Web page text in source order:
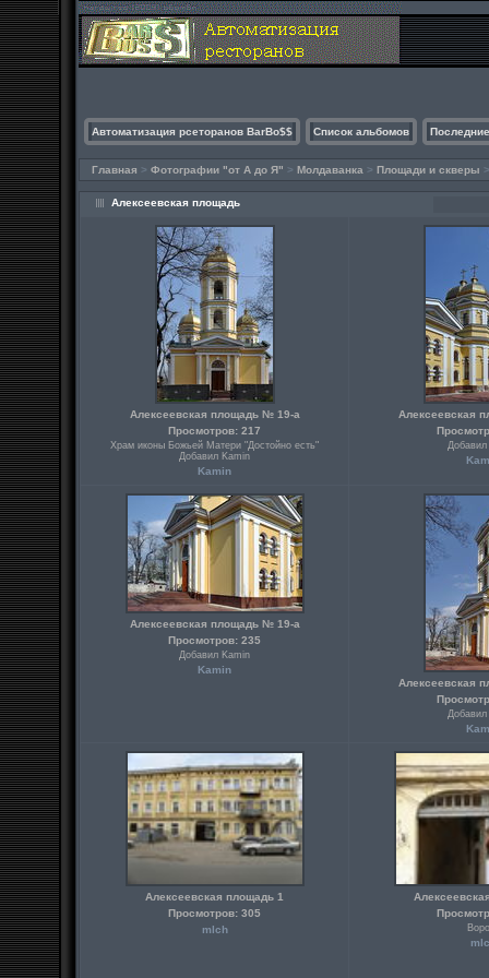
Автоматизация рсеторанов BarBo$$ Список альбомов
Главная > Фотографии "от А до Я" > Молдаванка > Площади и скверы
Алексеевская площадь
Алексеевская площадь № 19-а
Просмотров: 217
Храм иконы Божьей Матери "Достойно есть"
Добавил Kamin
Kamin
Алексеевская
Добавил
Алексеевская площадь № 19-а
Просмотров: 235
Добавил Kamin
Kamin
Алексеевская
Добавил
Алексеевская площадь 1
Просмотров: 305
mlch